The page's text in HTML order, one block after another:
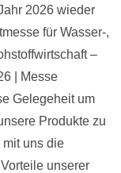
2026 wieder
für Wasser-,
–
| Messe
Gelegeheit um
Produkte zu
uns die
unserer